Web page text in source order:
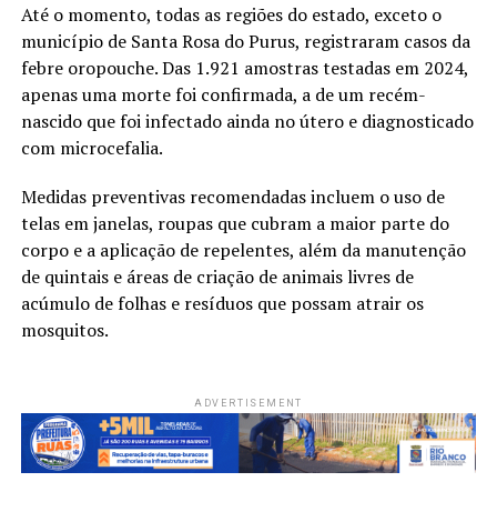
Até o momento, todas as regiões do estado, exceto o
município de Santa Rosa do Purus, registraram casos da
febre oropouche. Das 1.921 amostras testadas em 2024,
apenas uma morte foi confirmada, a de um recém-
nascido que foi infectado ainda no útero e diagnosticado
com microcefalia.
Medidas preventivas recomendadas incluem o uso de
telas em janelas, roupas que cubram a maior parte do
corpo e a aplicação de repelentes, além da manutenção
de quintais e áreas de criação de animais livres de
acúmulo de folhas e resíduos que possam atrair os
mosquitos.
ADVERTISEMENT